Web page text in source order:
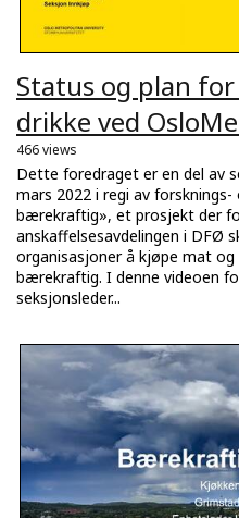
Status og plan
drikke ved
466 views
Dette foredraget er en del av
mars 2022 i regi av
bærekraftig», et prosjekt der
anskaffelsesavdelingen i DFØ
organisasjoner å kjøpe mat
bærekraftig. I denne videoen
seksjonsleder...